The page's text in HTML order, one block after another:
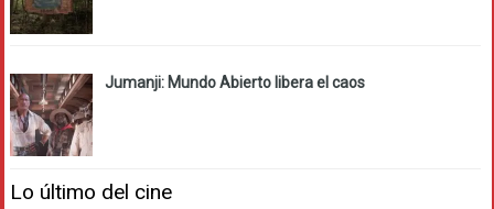
Jumanji: Mundo Abierto libera el caos
Lo último del cine